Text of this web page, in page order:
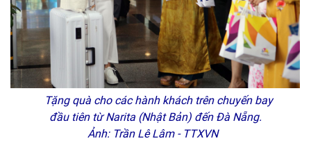
Tặng quà cho các hành khách trên chuyến bay
đầu tiên từ Narita (Nhật Bản) đến Đà Nẵng.
Ảnh: Trần Lê Lâm - TTXVN